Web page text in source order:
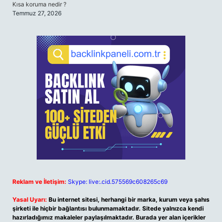
Kısa koruma nedir ?
Temmuz 27, 2026
Reklam ve İletişim: Skype: live:.cid.575569c608265c69
Yasal Uyarı: Bu internet sitesi, herhangi bir marka, kurum veya şahıs
şirketi ile hiçbir bağlantısı bulunmamaktadır. Sitede yalnızca kendi
hazırladığımız makaleler paylaşılmaktadır. Burada yer alan içerikler